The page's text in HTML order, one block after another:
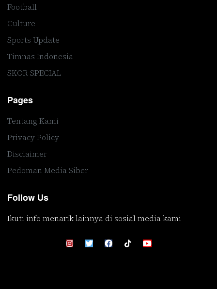
Football
Culture
Sports Update
Timnas Indonesia
SKOR SPECIAL
Pages
Tentang Kami
Privacy Policy
Disclaimer
Pedoman Media Siber
Follow Us
Ikuti info menarik lainnya di sosial media kami